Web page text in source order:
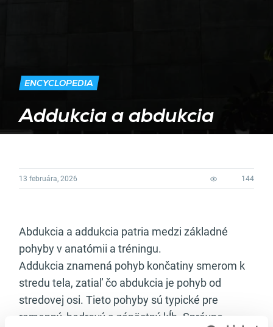
ENCYCLOPEDIA
Addukcia a abdukcia
13 februára, 2026 144
Abdukcia a addukcia patria medzi základné
pohyby v anatómii a tréningu.
Addukcia znamená pohyb končatiny smerom k
stredu tela, zatiaľ čo abdukcia je pohyb od
stredovej osi. Tieto pohyby sú typické pre
ramenný, bedrový a zápästný kĺb. Správne